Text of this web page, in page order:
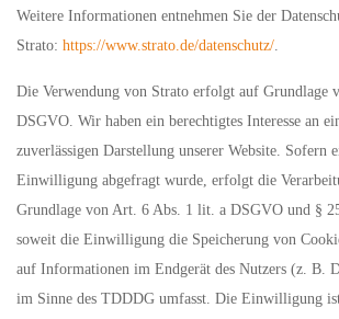
Weitere Informationen entnehmen Sie der
Strato: https://www.strato.de/datenschutz/.
Die Verwendung von Strato erfolgt auf
DSGVO. Wir haben ein berechtigtes Interesse an
zuverlässigen Darstellung unserer Website. Sofern
Einwilligung abgefragt wurde, erfolgt die
Grundlage von Art. 6 Abs. 1 lit. a DSGVO und §
soweit die Einwilligung die Speicherung von
auf Informationen im Endgerät des Nutzers (z. B.
im Sinne des TDDDG umfasst. Die Einwilligung